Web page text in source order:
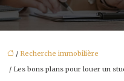
/ Recherche immobilière
/ Les bons plans pour louer un